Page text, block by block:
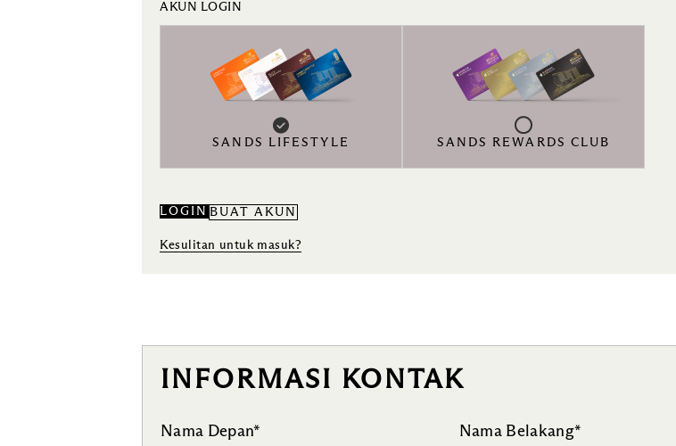
AKUN LOGIN
SANDS LIFESTYLE SANDS REWARDS CLUB
LOGIN BUAT AKUN
Kesulitan untuk masuk?
INFORMASI KONTAK
Nama Depan* Nama Belakang*